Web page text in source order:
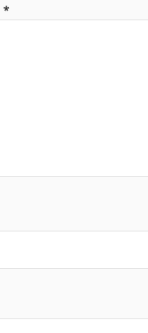
*